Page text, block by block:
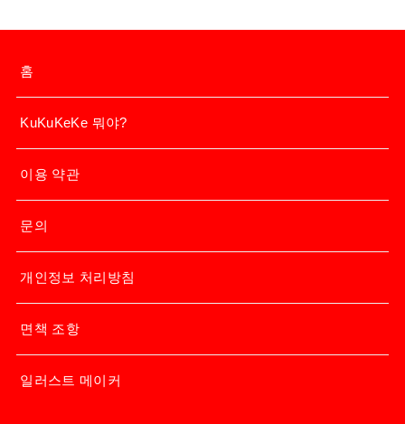
홈
KuKuKeKe 뭐야?
이용 약관
문의
개인정보 처리방침
면책 조항
일러스트 메이커